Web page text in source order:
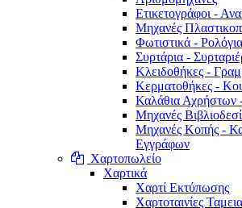
Ετικετογράφοι -
Μηχανές
Φωτιστικά -
Συρτάρια -
Κλειδοθήκες -
Κερματοθήκες -
Καλάθια Αχρήστων
Μηχανές
Μηχανές Κοπής -
Εγγράφων
Χαρτοπωλείο
Χαρτικά
Χαρτί Εκτύπωσης
Χαρτοταινίες